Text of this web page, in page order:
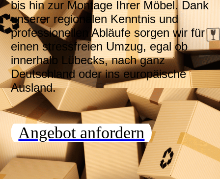
bis hin zur Montage Ihrer Möbel. Dank
unserer regionalen Kenntnis und
professionellen Abläufe sorgen wir für
einen stressfreien Umzug, egal ob
innerhalb Lübecks, nach ganz
Deutschland oder ins europäische
Ausland.
Angebot anfordern